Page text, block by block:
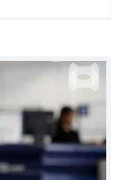
y
eficacia
en
de